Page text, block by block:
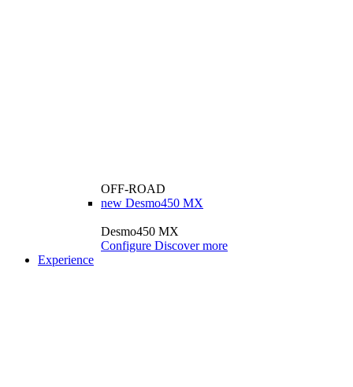
OFF-ROAD
new Desmo450 MX
Desmo450 MX
Configure Discover more
Experience